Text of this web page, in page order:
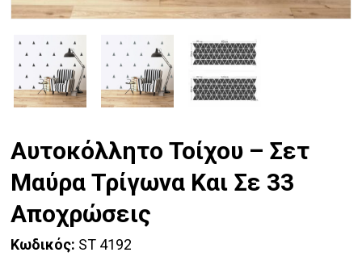
Αυτοκόλλητo Τοίχου – Σετ
Μαύρα Τρίγωνα Και Σε 33
Αποχρώσεις
Κωδικός: ST 4192